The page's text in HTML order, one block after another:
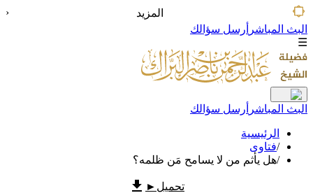
المزيد
‹
البث المباشر أرسل سؤالك
☰
البث المباشر أرسل سؤالك
الرئيسية
/فتاوى
/هل يأثم من لا يسامح مَن ظلمه؟
تحميل ►